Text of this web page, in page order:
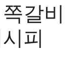
갈비
피